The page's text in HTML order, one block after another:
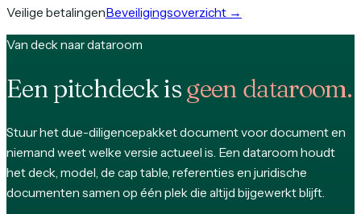
Veilige betalingenBeveiligingsoverzicht →
Van deck naar dataroom
Een pitchdeck isgeen dataroom.
Stuur het due-diligencepakket document voor document en
niemand weet welke versie actueel is. Een dataroom houdt
het deck, model, de cap table, referenties en juridische
documenten samen op één plek die altijd bijgewerkt blijft.